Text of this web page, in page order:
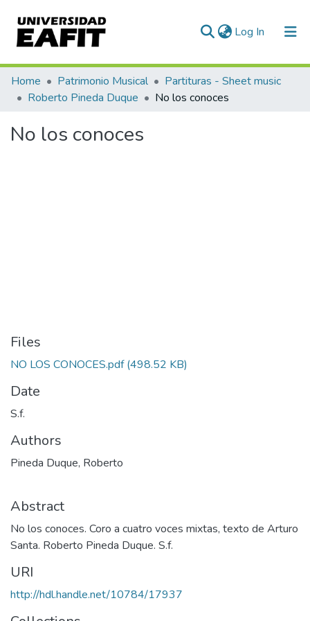
Log In (current)
Communities & Collections
All of DSpace
Statistics
Home Patrimonio Musical
Partituras - Sheet music
Roberto Pineda Duque
No los conoces
No los conoces
Files
NO LOS CONOCES.pdf(498.52 KB)
Date
S.f.
Authors
Pineda Duque, Roberto
Abstract
No los conoces. Coro a cuatro voces mixtas, texto de Arturo
Santa. Roberto Pineda Duque. S.f.
URI
http://hdl.handle.net/10784/17937